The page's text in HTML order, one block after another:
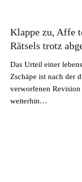
Klappe zu, Affe
Rätsels trotz
Das Urteil einer
Zschäpe ist nach der
verworfenen
weiterhin…